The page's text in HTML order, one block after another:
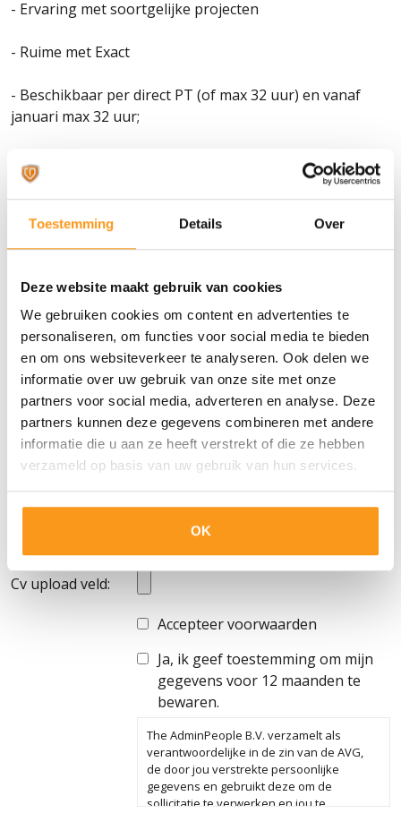
Toestemming Details Over
Deze website maakt gebruik van cookies
We gebruiken cookies om content en advertenties te
personaliseren, om functies voor social media te bieden
en om ons websiteverkeer te analyseren. Ook delen we
informatie over uw gebruik van onze site met onze
partners voor social media, adverteren en analyse. Deze
partners kunnen deze gegevens combineren met andere
informatie die u aan ze heeft verstrekt of die ze hebben
verzameld op basis van uw gebruik van hun services.
OK
- Ervaring met soortgelijke projecten
- Ruime met Exact
- Beschikbaar per direct PT (of max 32 uur) en vanaf
januari max 32 uur;
- HBO werk en denk niveau.
Voornaam: *
Achternaam: *
E-mail: *
Woonplaats: *
Telefoonnummer:
Cv upload veld:
Accepteer voorwaarden
Ja, ik geef toestemming om mijn
gegevens voor 12 maanden te
bewaren.
The AdminPeople B.V. verzamelt als
verantwoordelijke in de zin van de AVG,
de door jou verstrekte persoonlijke
gegevens en gebruikt deze om de
sollicitatie te verwerken en jou te